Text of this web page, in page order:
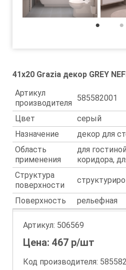
41x20 Grazia декор GREY
Артикул
производителя
585582001
Цвет
серый
Назначение
декор для
Область
применения
для
коридора,
Структура
поверхности
Поверхность рельефная
Артикул: 506569
Цена: 467 р/шт
Код производителя: